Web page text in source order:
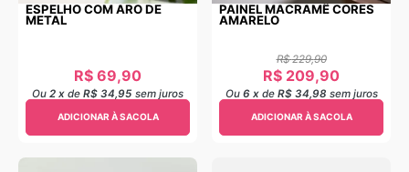
ESPELHO COM ARO DE
METAL
R$ 69,90
Ou 2 x de R$ 34,95 sem juros
ADICIONAR À SACOLA
PAINEL MACRAMÊ CORES
AMARELO
R$ 229,90
R$ 209,90
Ou 6 xde R$ 34,98 sem juros
ADICIONAR À SACOLA